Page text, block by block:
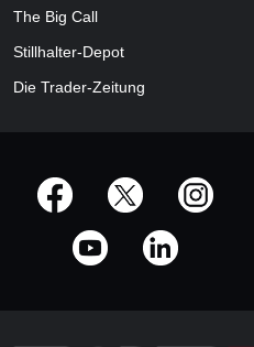
The Big Call
Stillhalter-Depot
Die Trader-Zeitung
offizielle Social Media-Accounts